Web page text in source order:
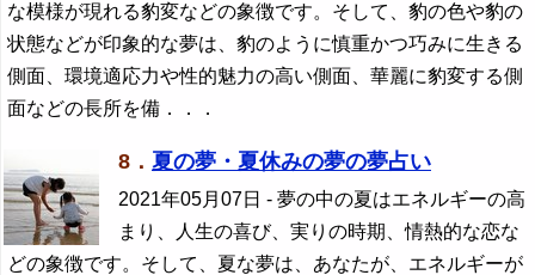
な模様が現れる豹変などの象徴です。そして、豹の色や豹の
状態などが印象的な夢は、豹のように慎重かつ巧みに生きる
側面、環境適応力や性的魅力の高い側面、華麗に豹変する側
面などの長所を備．．．
8． 夏の夢・夏休みの夢の夢占い
2021年05月07日 - 夢の中の夏はエネルギーの高
まり、人生の喜び、実りの時期、情熱的な恋な
どの象徴です。そして、夏な夢は、あなたが、エネルギーが